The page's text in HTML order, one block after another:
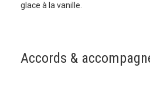
glace à la vanille.
Accords &